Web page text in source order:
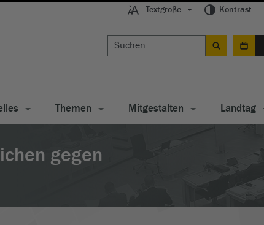
Textgröße Kontrast
Themen Mitgestalten Landtag
gegen